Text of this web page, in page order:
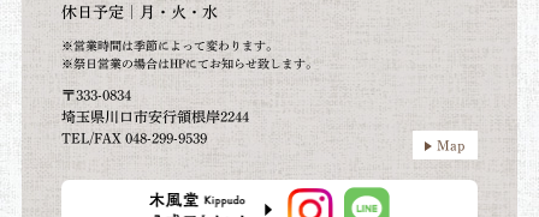
休日予定｜月・火・水
※営業時間は季節によって変わります。
※祭日営業の場合はHPにてお知らせ致します。
〒333-0834
埼玉県川口市安行領根岸2244
TEL/FAX 048-299-9539
Map